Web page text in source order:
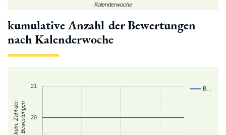
Kalenderwoche
kumulative Anzahl der Bewertungen
nach Kalenderwoche
B…
20
21
kum. Zahl derBewertungen